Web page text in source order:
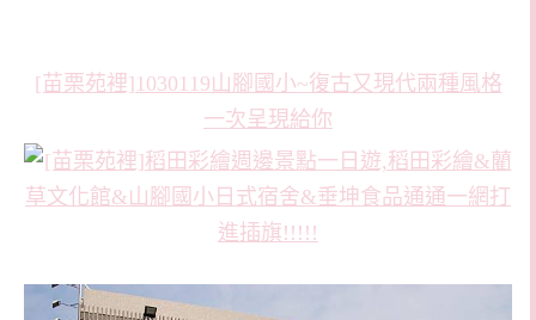
[苗栗苑裡]1030119山腳國小~復古又現代兩種風格
一次呈現給你